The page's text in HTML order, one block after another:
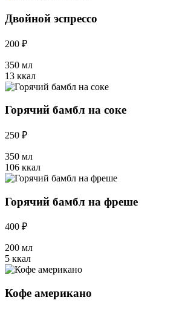
Двойной эспрессо
200 ₽
350 мл
13 ккал
Горячий бамбл на соке
250 ₽
350 мл
106 ккал
Горячий бамбл на фреше
400 ₽
200 мл
5 ккал
Кофе американо